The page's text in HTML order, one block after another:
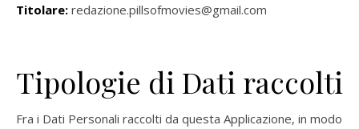
Titolare: redazione.pillsofmovies@gmail.com
Tipologie di Dati raccolti
Fra i Dati Personali raccolti da questa Applicazione, in modo